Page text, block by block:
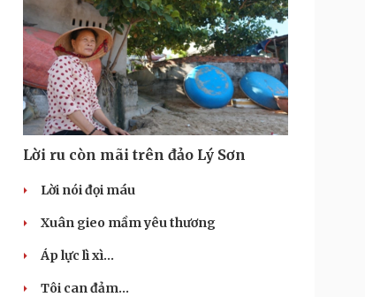
Lời ru còn mãi trên đảo Lý Sơn
Lời nói đọi máu
Xuân gieo mầm yêu thương
Áp lực lì xì...
Tôi can đảm...